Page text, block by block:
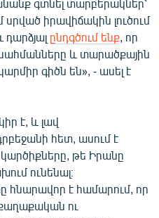
գտնել տարբերակներ՝
իրավիճակին լուծում
դարձյալ ընդգծում ենք , որ
և տարածքային
գիծն են», - ասել է
է, և լավ
հետ, ասում է
թե Իրանը
ունենալ։
է համարում, որ
ու